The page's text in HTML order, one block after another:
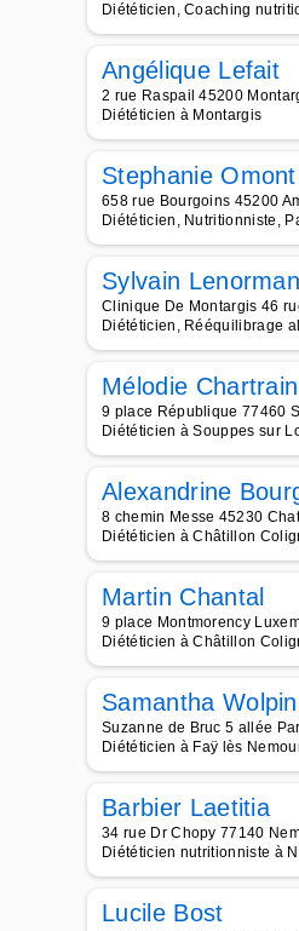
Diététicien, Coaching
Angélique Lefait
2 rue Raspail 45200
Diététicien à Montargis
Stephanie Omont
658 rue Bourgoins 45200
Diététicien, Nutritionniste,
Sylvain
Clinique De Montargis 46
Diététicien, Rééquilibrage
Mélodie Chartrain
9 place République 77460
Diététicien à Souppes sur
Alexandrine
8 chemin Messe 45230
Diététicien à Châtillon
Martin Chantal
9 place Montmorency
Diététicien à Châtillon
Samantha Wolpin
Suzanne de Bruc 5 allée
Diététicien à Faÿ lès
Barbier Laetitia
34 rue Dr Chopy 77140
Diététicien nutritionniste à
Lucile Bost